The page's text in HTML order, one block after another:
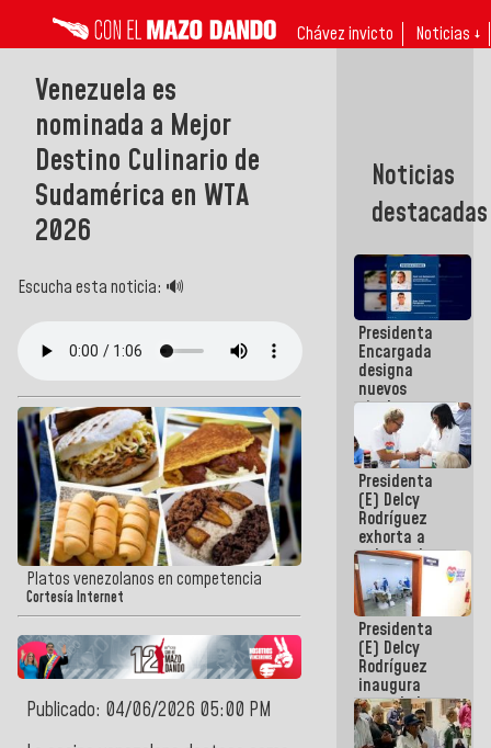
Chávez invicto Noticias ↓
Venezuela es
nominada a Mejor
Destino Culinario de
Sudamérica en WTA
2026
Escucha esta noticia: 🔊
Platos venezolanos en competencia
Cortesía Internet
Publicado: 04/06/2026 05:00 PM
Noticias
destacadas
Presidenta
Encargada
designa
nuevos
titulares en
Viceministerio
de Energía
Eléctrica y
CORPOELEC
Presidenta
(E) Delcy
Rodríguez
exhorta a
gobernadores
y alcaldes a
edificar
casas para
abuelos
Presidenta
(E) Delcy
Rodríguez
inaugura
casa de los
Abuelos
Primavera